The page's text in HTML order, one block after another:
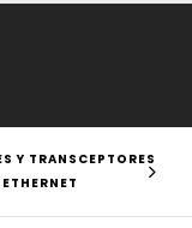
Y TRANSCEPTORES